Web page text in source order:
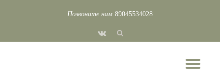
Позвоните нам:89045534028
fa-
*
*